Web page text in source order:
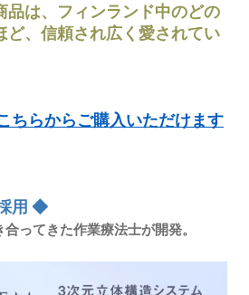
品は、フィンランド中のどの
ど、信頼され広く愛されてい
ちらからご購入いただけます
用 ◆
ってきた作業療法士が開発。